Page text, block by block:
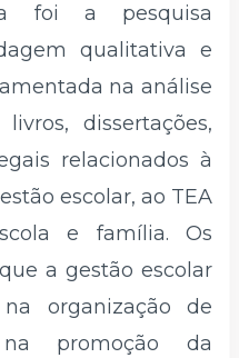
foi a pesquisa
qualitativa e
na análise
dissertações,
relacionados à
escolar, ao TEA
e família. Os
a gestão escolar
organização de
na promoção da